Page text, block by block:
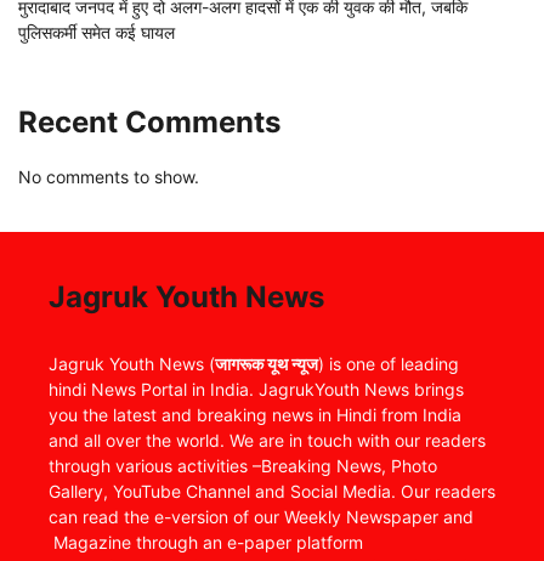
मुरादाबाद जनपद में हुए दो अलग-अलग हादसों में एक की युवक की मौत, जबकि
पुलिसकर्मी समेत कई घायल
Recent Comments
No comments to show.
Jagruk Youth News
Jagruk Youth News (जागरूक यूथ न्यूज) is one of leading
hindi News Portal in India. JagrukYouth News brings
you the latest and breaking news in Hindi from India
and all over the world. We are in touch with our readers
through various activities –Breaking News, Photo
Gallery, YouTube Channel and Social Media. Our readers
can read the e-version of our Weekly Newspaper and
Magazine through an e-paper platform